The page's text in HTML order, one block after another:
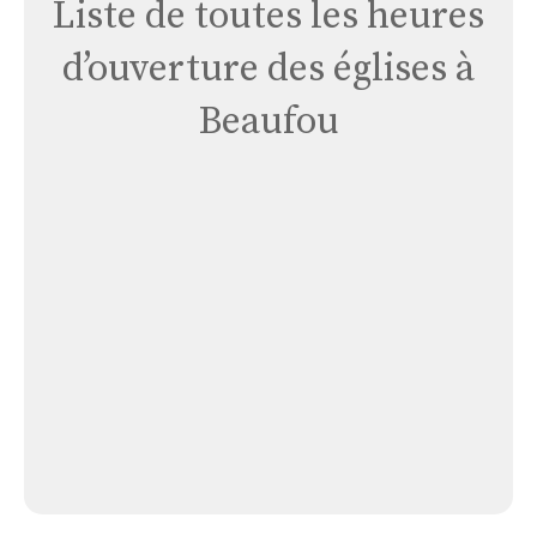
Liste de toutes les heures
d’ouverture des églises à
Beaufou